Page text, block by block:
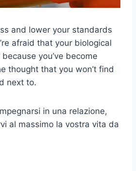
and lower your standards
afraid that your biological
you’ve become
thought that you won’t find
next to.
in una relazione,
al massimo la vostra vita da